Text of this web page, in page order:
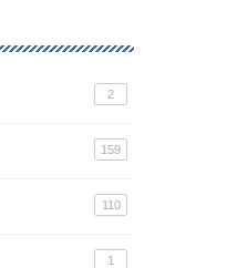
2
159
110
1